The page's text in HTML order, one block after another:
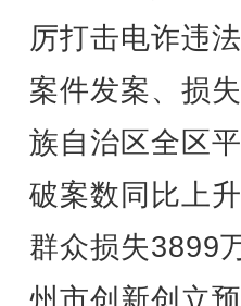
厉打击电诈违
案件发案、损
族自治区全区
破案数同比上
群众损失3899